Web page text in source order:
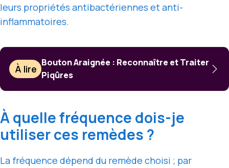
leurs propriétés antibactériennes et anti-
inflammatoires.
À lire
Bouton Araignée : Reconnaître et Traiter
Piqûres
À quelle fréquence dois-je
utiliser ces remèdes ?
La fréquence dépend du remède choisi ; par